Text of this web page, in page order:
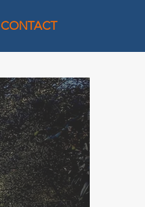
CONTACT